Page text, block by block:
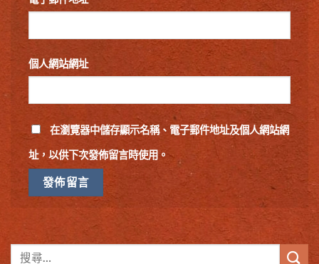
個人網站網址
在瀏覽器中儲存顯示名稱、電子郵件地址及個人網站網
址，以供下次發佈留言時使用。